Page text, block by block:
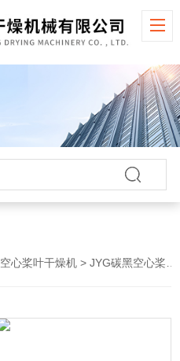
空心桨叶干燥机 > JYG碳黑空心桨叶干燥机